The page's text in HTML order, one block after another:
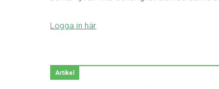
Logga in här
Artikel